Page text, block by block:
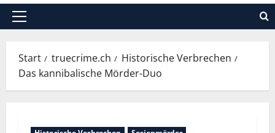
Start truecrime.ch
Historische Verbrechen
Das kannibalische Mörder-Duo